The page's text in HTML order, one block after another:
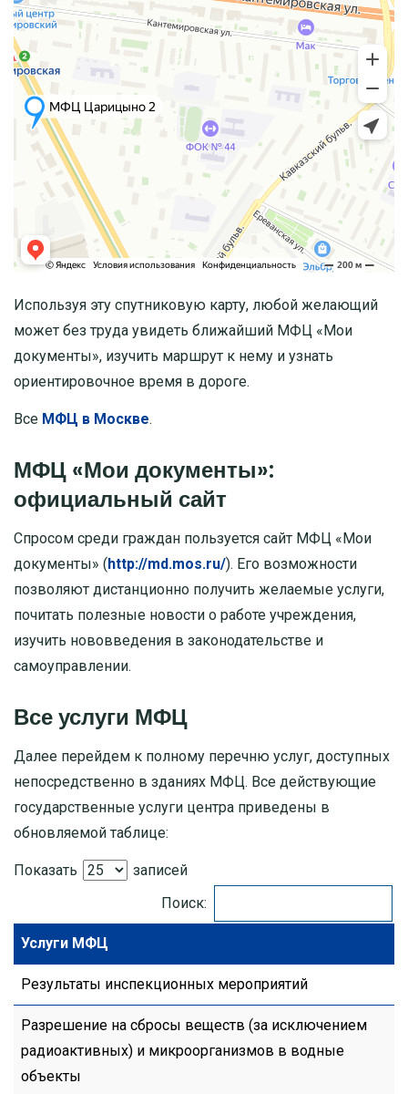
Используя эту спутниковую карту, любой желающий
может без труда увидеть ближайший МФЦ «Мои
документы», изучить маршрут к нему и узнать
ориентировочное время в дороге.
Все МФЦ в Москве.
МФЦ «Мои документы»:
официальный сайт
Спросом среди граждан пользуется сайт МФЦ «Мои
документы» ( http://md.mos.ru/). Его возможности
позволяют дистанционно получить желаемые услуги,
почитать полезные новости о работе учреждения,
изучить нововведения в законодательстве и
самоуправлении.
Все услуги МФЦ
Далее перейдем к полному перечню услуг, доступных
непосредственно в зданиях МФЦ. Все действующие
государственные услуги центра приведены в
обновляемой таблице:
Показать
записей
Поиск:
Услуги МФЦ
Результаты инспекционных мероприятий
Разрешение на сбросы веществ (за исключением
радиоактивных) и микроорганизмов в водные
объекты